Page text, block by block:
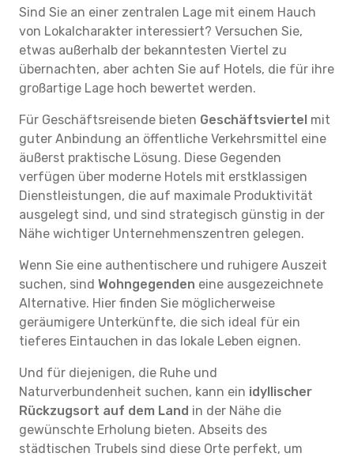
Sind Sie an einer zentralen Lage mit einem Hauch
von Lokalcharakter interessiert? Versuchen Sie,
etwas außerhalb der bekanntesten Viertel zu
übernachten, aber achten Sie auf Hotels, die für ihre
großartige Lage hoch bewertet werden.
Für Geschäftsreisende bieten Geschäftsviertel mit
guter Anbindung an öffentliche Verkehrsmittel eine
äußerst praktische Lösung. Diese Gegenden
verfügen über moderne Hotels mit erstklassigen
Dienstleistungen, die auf maximale Produktivität
ausgelegt sind, und sind strategisch günstig in der
Nähe wichtiger Unternehmenszentren gelegen.
Wenn Sie eine authentischere und ruhigere Auszeit
suchen, sind Wohngegenden eine ausgezeichnete
Alternative. Hier finden Sie möglicherweise
geräumigere Unterkünfte, die sich ideal für ein
tieferes Eintauchen in das lokale Leben eignen.
Und für diejenigen, die Ruhe und
Naturverbundenheit suchen, kann ein idyllischer
Rückzugsort auf dem Land in der Nähe die
gewünschte Erholung bieten. Abseits des
städtischen Trubels sind diese Orte perfekt, um